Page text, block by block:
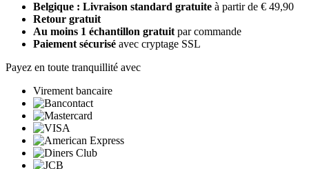
Belgique : Livraison standard gratuite à partir de € 49,90
Retour gratuit
Au moins 1 échantillon gratuit par commande
Paiement sécurisé avec cryptage SSL
Payez en toute tranquillité avec
Virement bancaire